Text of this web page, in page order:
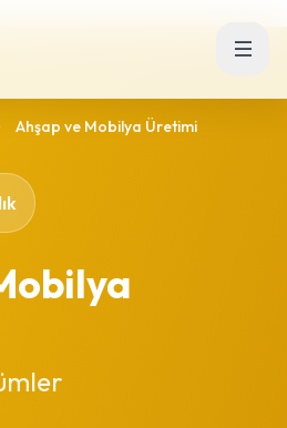
Ahşap ve Mobilya Üretimi